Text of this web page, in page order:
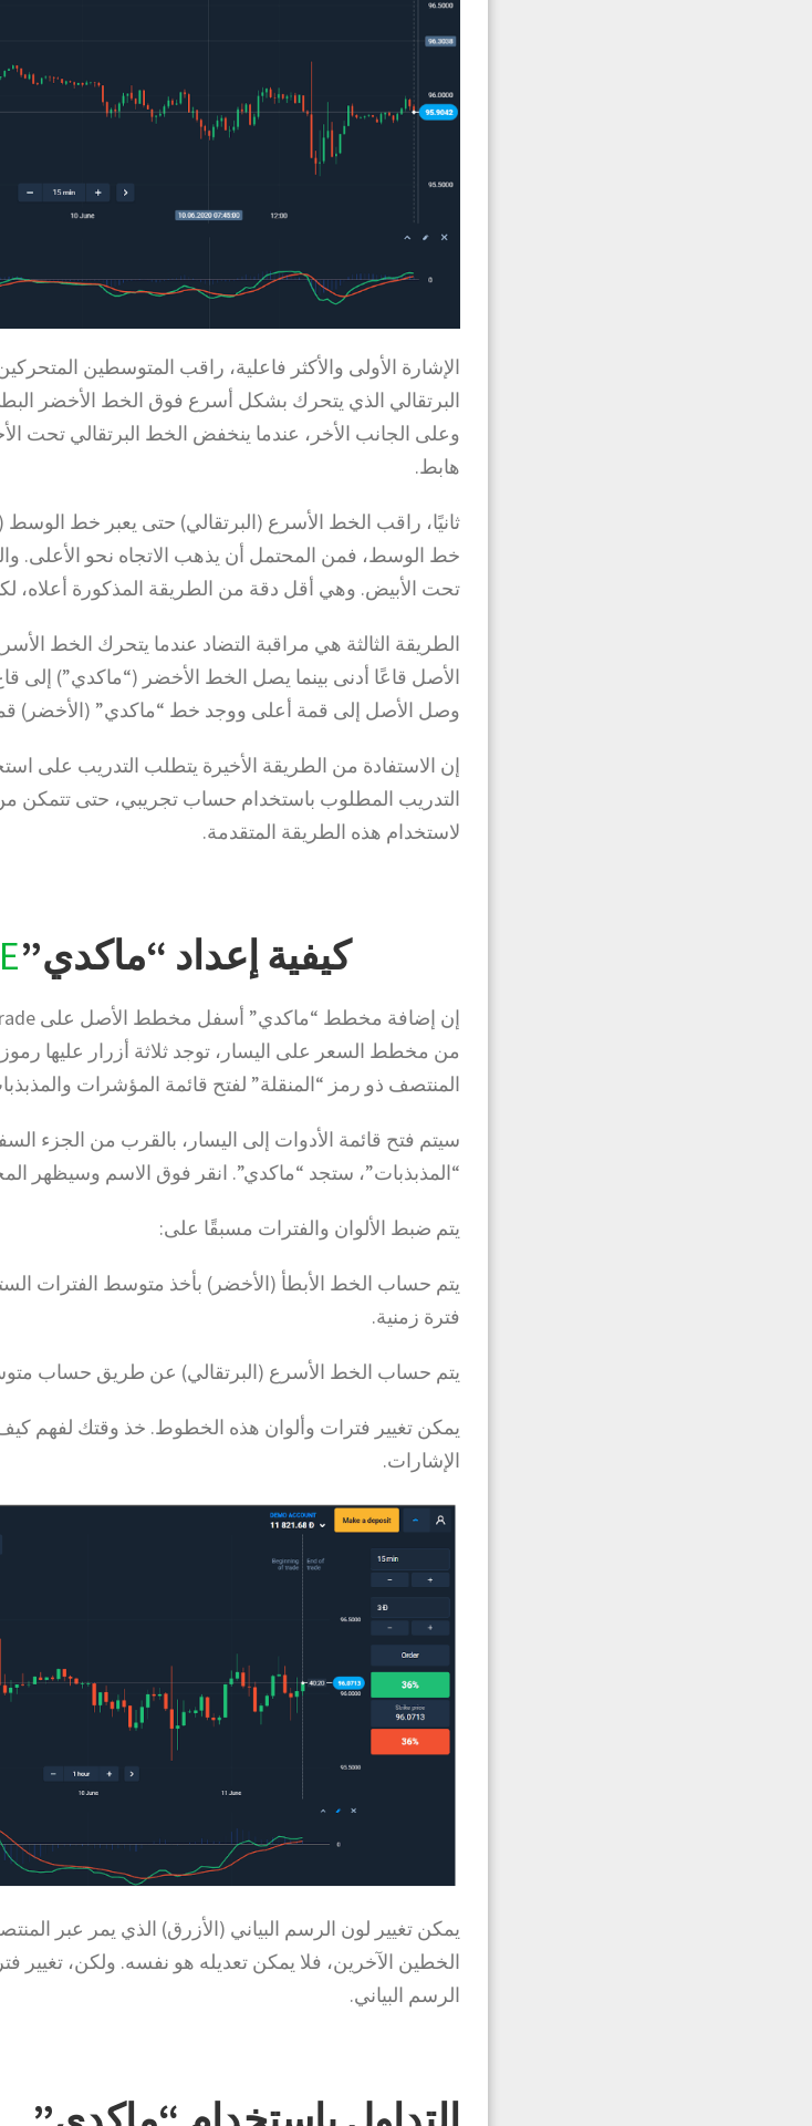
الإشارة الأولى والأكثر فاعلية، راقب المتوسطين
البرتقالي الذي يتحرك بشكل أسرع فوق الخط الأخضر
وعلى الجانب الأخر، عندما ينخفض الخط البرتقالي تحت
هابط.
ثانيًا، راقب الخط الأسرع (البرتقالي) حتى يعبر خط
خط الوسط، فمن المحتمل أن يذهب الاتجاه نحو الأعلى.
تحت الأبيض. وهي أقل دقة من الطريقة المذكورة أعلاه،
الطريقة الثالثة هي مراقبة التضاد عندما يتحرك الخط
الأصل قاعًا أدنى بينما يصل الخط الأخضر (“ماكدي”) إلى
وصل الأصل إلى قمة أعلى ووجد خط “ماكدي” (الأخضر)
إن الاستفادة من الطريقة الأخيرة يتطلب التدريب على
التدريب المطلوب باستخدام حساب تجريبي، حتى تتمكن
لاستخدام هذه الطريقة المتقدمة.
كيفية إعداد “ماكدي”
من مخطط السعر على اليسار، توجد ثلاثة أزرار عليها
المنتصف ذو رمز “المنقلة” لفتح قائمة المؤشرات
سيتم فتح قائمة الأدوات إلى اليسار، بالقرب من الجزء
“المذبذبات”، ستجد “ماكدي”. انقر فوق الاسم
يتم ضبط الألوان والفترات مسبقًا على:
يتم حساب الخط الأبطأ (الأخضر) بأخذ متوسط الفترات
فترة زمنية.
يتم حساب الخط الأسرع (البرتقالي) عن طريق حساب
يمكن تغيير فترات وألوان هذه الخطوط. خذ وقتك لفهم
الإشارات.
يمكن تغيير لون الرسم البياني (الأزرق) الذي يمر عبر
الخطين الآخرين، فلا يمكن تعديله هو نفسه. ولكن، تغيير
الرسم البياني.